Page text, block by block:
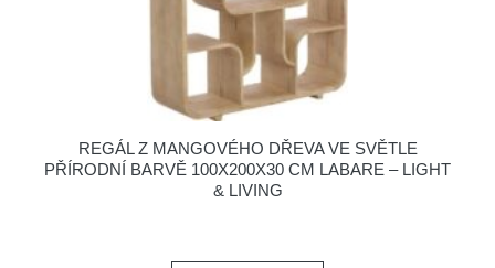
REGÁL Z MANGOVÉHO DŘEVA VE SVĚTLE
PŘÍRODNÍ BARVĚ 100X200X30 CM LABARE – LIGHT
& LIVING